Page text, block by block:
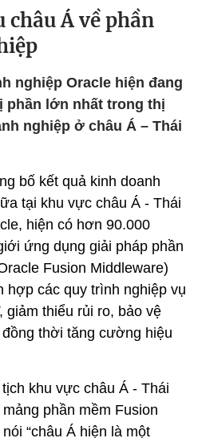
châu Á về phần
nghiệp Oracle hiện đang
phần lớn nhất trong thị
nghiệp ở châu Á – Thái
bố kết quả kinh doanh
tại khu vực châu Á - Thái
hiện có hơn 90.000
ứng dụng giải pháp phần
Fusion Middleware)
hợp các quy trình nghiệp vụ
giảm thiểu rủi ro, bảo vệ
thời tăng cường hiệu
khu vực châu Á - Thái
phần mềm Fusion
“châu Á hiện là một